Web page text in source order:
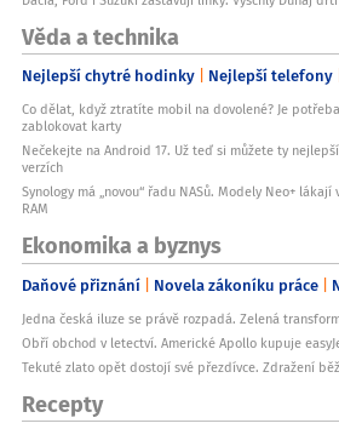
Věda a technika
Nejlepší chytré hodinky Nejlepší telefony
Co dělat, když ztratíte mobil na dovolené? Je
zablokovat karty
Nečekejte na Android 17. Už teď si můžete ty
verzích
Synology má „novou“ řadu NASů. Modely Neo+
RAM
Ekonomika a byznys
Daňové přiznání Novela zákoníku práce
Jedna česká iluze se právě rozpadá. Zelená
Obří obchod v letectví. Americké Apollo kupuje
Tekuté zlato opět dostojí své přezdívce. Zdražení
Recepty